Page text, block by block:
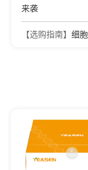
来袭
【选购指南】 细